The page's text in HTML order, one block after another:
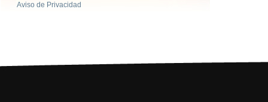
Aviso de Privacidad